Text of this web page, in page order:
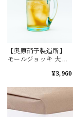
【奥原硝子製造所】
モールジョッキ 大 ラ
¥3,960